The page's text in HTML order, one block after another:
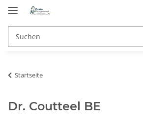
Startseite
Dr. Coutteel BE